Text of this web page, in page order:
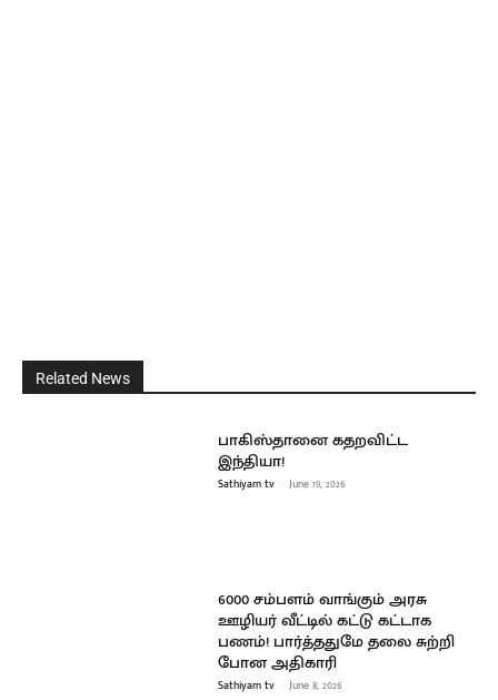
Related News
பாகிஸ்தானை கதறவிட்ட
இந்தியா!
Sathiyam tv - June 19, 2026
6000 சம்பளம் வாங்கும் அரசு
ஊழியர் வீட்டில் கட்டு கட்டாக
பணம்! பார்த்ததுமே தலை சுற்றி
போன அதிகாரி
Sathiyam tv - June 8, 2026